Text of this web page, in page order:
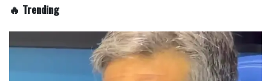
🔥 Trending